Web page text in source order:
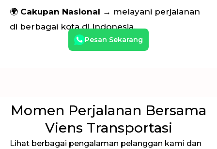
🌍 Cakupan Nasional → melayani perjalanan
di berbagai kota di Indonesia.
Pesan Sekarang
Momen Perjalanan Bersama
Viens Transportasi
Lihat berbagai pengalaman pelanggan kami dan